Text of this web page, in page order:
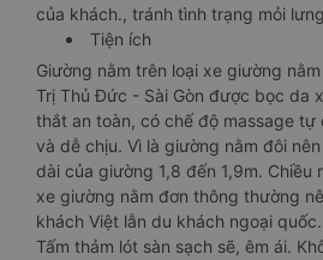
của khách., tránh tình trạng mỏi
Tiện ích
Giường nằm trên loại xe giường
Trị Thủ Đức - Sài Gòn được bọc da
thắt an toàn, có chế độ massage
và dễ chịu. Vì là giường nằm đôi
dài của giường 1,8 đến 1,9m. Chiều
xe giường nằm đơn thông thường
khách Việt lẫn du khách ngoại quốc.
Tấm thảm lót sàn sạch sẽ, êm ái.